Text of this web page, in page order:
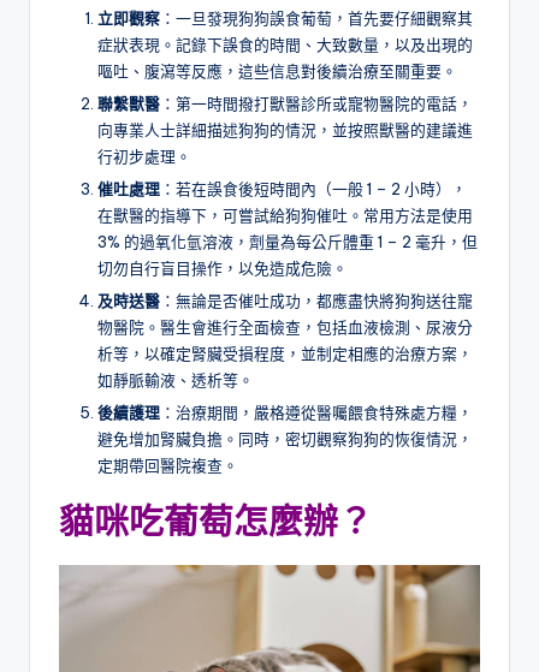
立即觀察 ：一旦發現狗狗誤食葡萄，首先要仔細觀察其
症狀表現。記錄下誤食的時間、大致數量，以及出現的
嘔吐、腹瀉等反應，這些信息對後續治療至關重要。
聯繫獸醫 ：第一時間撥打獸醫診所或寵物醫院的電話，
向專業人士詳細描述狗狗的情況，並按照獸醫的建議進
行初步處理。
催吐處理 ：若在誤食後短時間內（一般 1 – 2 小時），
在獸醫的指導下，可嘗試給狗狗催吐。常用方法是使用
3% 的過氧化氫溶液，劑量為每公斤體重 1 – 2 毫升，但
切勿自行盲目操作，以免造成危險。
及時送醫 ：無論是否催吐成功，都應盡快將狗狗送往寵
物醫院。醫生會進行全面檢查，包括血液檢測、尿液分
析等，以確定腎臟受損程度，並制定相應的治療方案，
如靜脈輸液、透析等。
後續護理 ：治療期間，嚴格遵從醫囑餵食特殊處方糧，
避免增加腎臟負擔。同時，密切觀察狗狗的恢復情況，
定期帶回醫院複查。
貓咪吃葡萄怎麼辦？